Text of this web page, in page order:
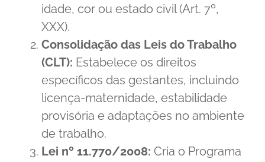
idade, cor ou estado civil (Art. 7º,
XXX).
Consolidação das Leis do Trabalho
(CLT): Estabelece os direitos
específicos das gestantes, incluindo
licença-maternidade, estabilidade
provisória e adaptações no ambiente
de trabalho.
Lei nº 11.770/2008: Cria o Programa